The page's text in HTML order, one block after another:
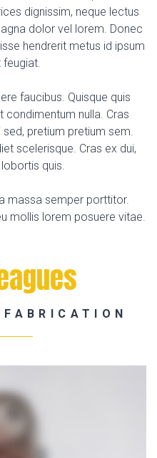
dignissim, neque lectus
dolor vel lorem. Donec
hendrerit metus id ipsum
feugiat.
faucibus. Quisque quis
condimentum nulla. Cras
pretium pretium sem.
scelerisque. Cras ex dui,
quis.
massa semper porttitor.
mollis lorem posuere vitae.